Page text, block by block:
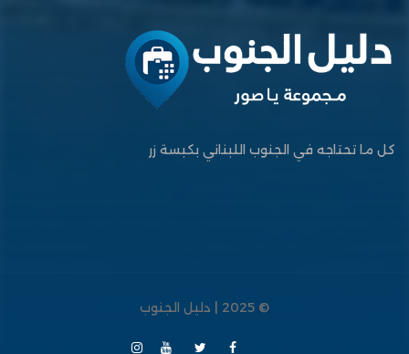
كل ما تحتاجه في الجنوب اللبناني بكبسة زر
© 2025 | دليل الجنوب